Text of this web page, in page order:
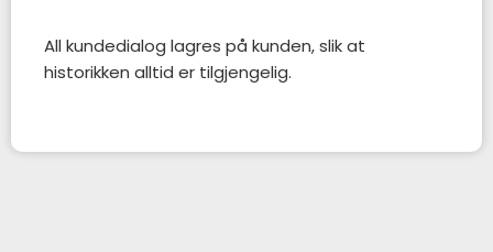
All kundedialog lagres på kunden, slik at
historikken alltid er tilgjengelig.